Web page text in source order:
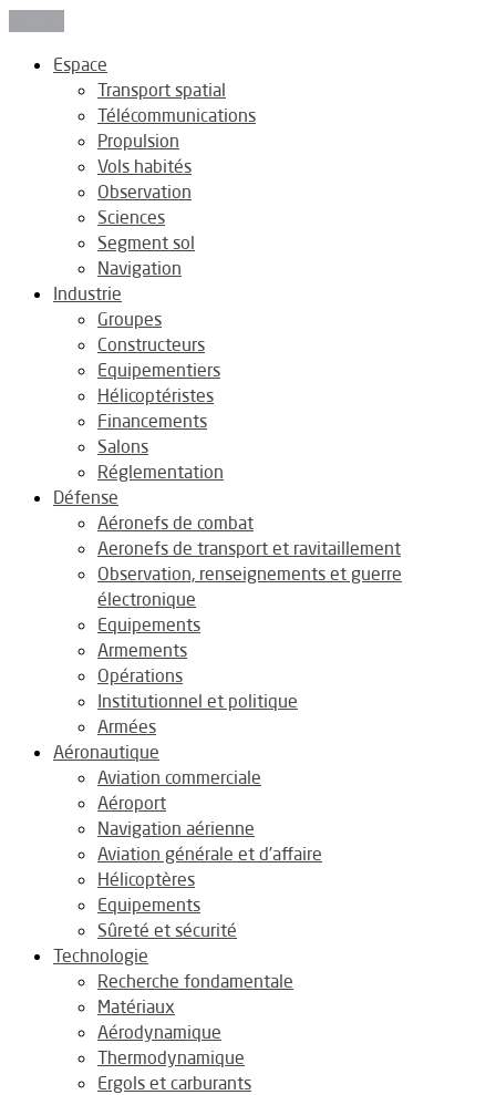
Espace
Transport spatial
Télécommunications
Propulsion
Vols habités
Observation
Sciences
Segment sol
Navigation
Industrie
Groupes
Constructeurs
Equipementiers
Hélicoptéristes
Financements
Salons
Réglementation
Défense
Aéronefs de combat
Aeronefs de transport et ravitaillement
Observation, renseignements et guerre
électronique
Equipements
Armements
Opérations
Institutionnel et politique
Armées
Aéronautique
Aviation commerciale
Aéroport
Navigation aérienne
Aviation générale et d’affaire
Hélicoptères
Equipements
Sûreté et sécurité
Technologie
Recherche fondamentale
Matériaux
Aérodynamique
Thermodynamique
Ergols et carburants